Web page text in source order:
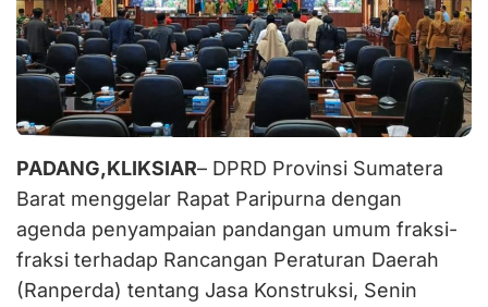
PADANG,KLIKSIAR– DPRD Provinsi Sumatera
Barat menggelar Rapat Paripurna dengan
agenda penyampaian pandangan umum fraksi-
fraksi terhadap Rancangan Peraturan Daerah
(Ranperda) tentang Jasa Konstruksi, Senin